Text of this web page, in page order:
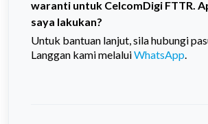
waranti untuk CelcomDigi FTTR.
saya lakukan?
Untuk bantuan lanjut, sila hubungi
Langgan kami melaluiWhatsApp.